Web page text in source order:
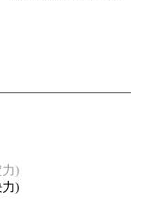
力)
力)